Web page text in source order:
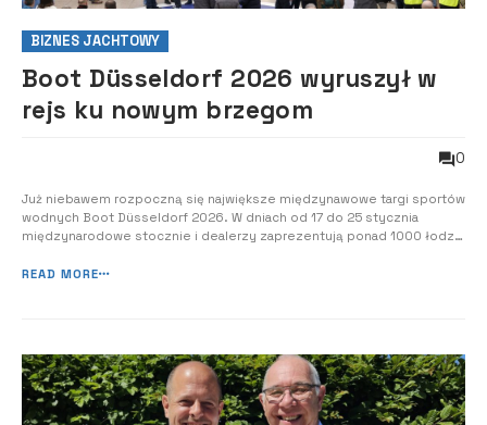
BIZNES JACHTOWY
Boot Düsseldorf 2026 wyruszył w
rejs ku nowym brzegom
0
Już niebawem rozpoczną się największe międzynawowe targi sportów
wodnych Boot Düsseldorf 2026. W dniach od 17 do 25 stycznia
międzynarodowe stocznie i dealerzy zaprezentują ponad 1000 łodzi i
aktywności i rekreacji na wodzie. Boot Düsseldorf z pełnym
READ MORE